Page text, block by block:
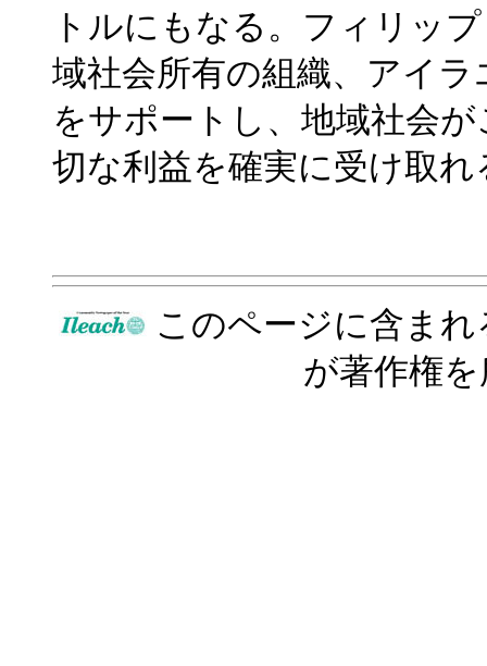
トルにもなる。フィリッ
域社会所有の組織、アイ
をサポートし、地域社会
切な利益を確実に受け取
このページに含ま
が著作権